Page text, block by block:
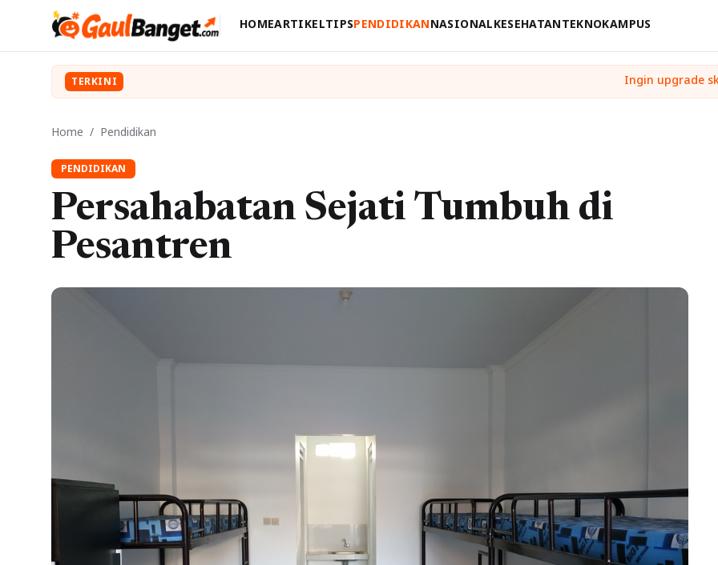
HOMEARTIKELTIPSPENDIDIKANNASIONALKESEHATANTEKNOKAMPUS
TERKINI
Home / Pendidikan
PENDIDIKAN
Persahabatan Sejati Tumbuh di
Pesantren